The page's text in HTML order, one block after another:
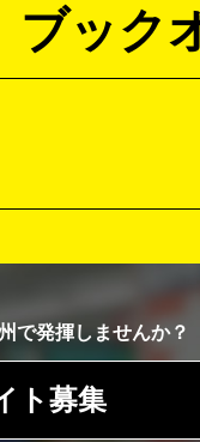
ブック
で発揮しませんか？
ト募集